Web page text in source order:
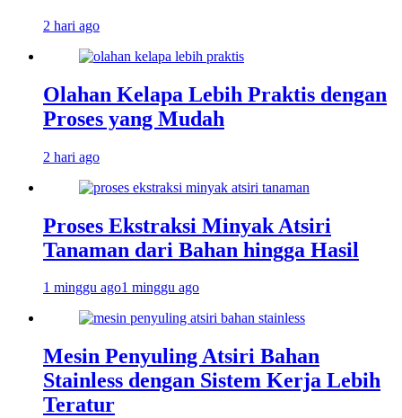
2 hari ago
Olahan Kelapa Lebih Praktis dengan
Proses yang Mudah
2 hari ago
Proses Ekstraksi Minyak Atsiri
Tanaman dari Bahan hingga Hasil
1 minggu ago1 minggu ago
Mesin Penyuling Atsiri Bahan
Stainless dengan Sistem Kerja Lebih
Teratur